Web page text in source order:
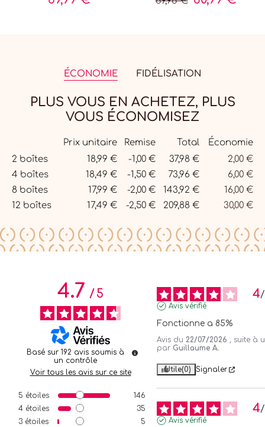
ÉCONOMIE FIDÉLISATION
PLUS VOUS EN ACHETEZ, PLUS
VOUS ÉCONOMISEZ
Quantité
Prix unitaire Remise Total
Économie
2 boîtes
18,99 € -1,00 € 37,98 €
2,00 €
4 boîtes
18,49 € -1,50 € 73,96 €
6,00 €
8 boîtes
17,99 € -2,00 € 143,92 €
16,00 €
12 boîtes
17,49 € -2,50 € 209,88 € 30,00 €
4.7/ 5
Basé sur 192 avis soumis à
un contrôle
Voir tous les avis sur ce site
5 étoiles
146
4 étoiles
35
3 étoiles
5
4/
Avis vérifié
Fonctionne a 85%
Avis du 22/07/2026 , suite à
par Guillaume A.
Utile(0) Signaler
4/
Avis vérifié